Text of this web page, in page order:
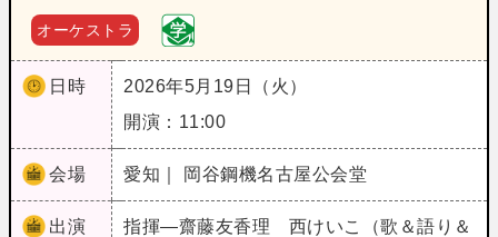
オーケストラ
日時
2026年5月19日（火）
開演：11:00
会場 愛知｜ 岡谷鋼機名古屋公会堂
出演
指揮―齋藤友香理 西けいこ（歌＆語り＆